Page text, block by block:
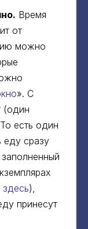
Время
от
можно
». С
(один
есть один
еду сразу
здесь),
принесут